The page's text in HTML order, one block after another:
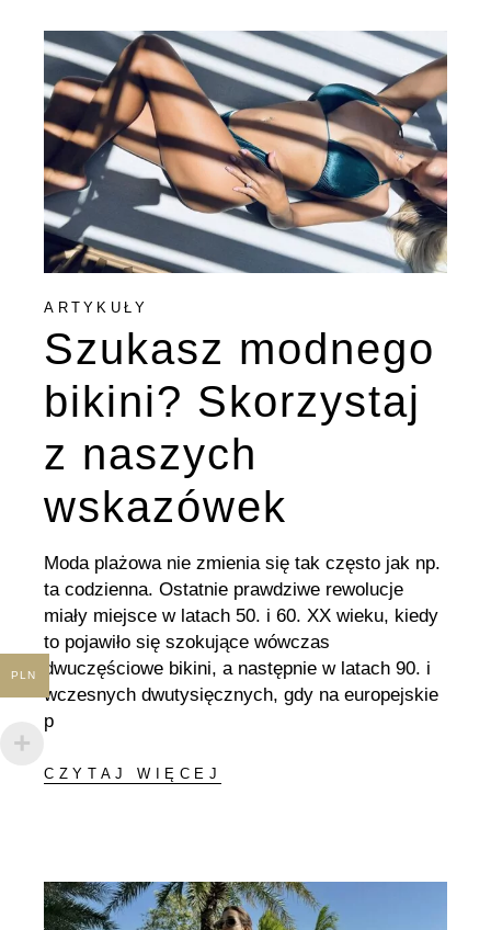
ARTYKUŁY
Szukasz modnego
bikini? Skorzystaj
z naszych
wskazówek
Moda plażowa nie zmienia się tak często jak np.
ta codzienna. Ostatnie prawdziwe rewolucje
miały miejsce w latach 50. i 60. XX wieku, kiedy
to pojawiło się szokujące wówczas
dwuczęściowe bikini, a następnie w latach 90. i
wczesnych dwutysięcznych, gdy na europejskie
p
CZYTAJ WIĘCEJ
PLN